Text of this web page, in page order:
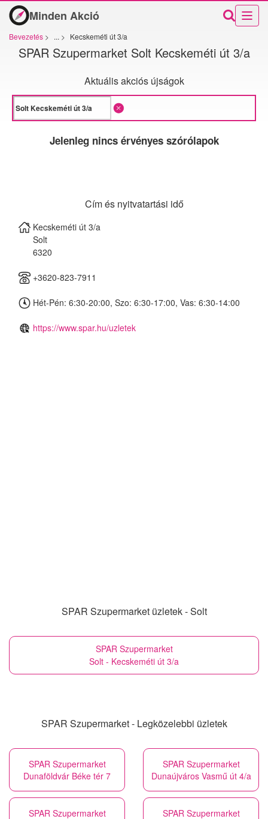
Minden Akció
Bevezetés > ... > Kecskeméti út 3/a
SPAR Szupermarket Solt Kecskeméti út 3/a
Aktuális akciós újságok
Jelenleg nincs érvényes szórólapok
Cím és nyitvatartási idő
Kecskeméti út 3/a
Solt
6320
+3620-823-7911
Hét-Pén: 6:30-20:00, Szo: 6:30-17:00, Vas: 6:30-14:00
https://www.spar.hu/uzletek
SPAR Szupermarket üzletek - Solt
SPAR Szupermarket
Solt - Kecskeméti út 3/a
SPAR Szupermarket - Legközelebbi üzletek
SPAR Szupermarket
Dunaföldvár Béke tér 7
SPAR Szupermarket
Dunaújváros Vasmű út 4/a
SPAR Szupermarket
SPAR Szupermarket